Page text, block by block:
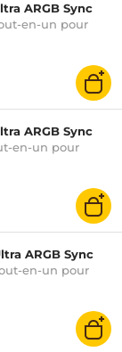
ARGB Sync
en-un pour
ARGB Sync
en-un pour
ARGB Sync
en-un pour